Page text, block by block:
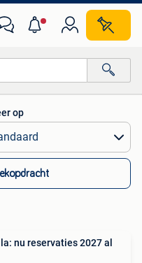
op
nu reservaties 2027 al